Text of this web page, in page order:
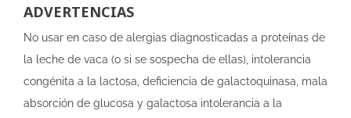
ADVERTENCIAS
No usar en caso de alergias diagnosticadas a proteínas de
la leche de vaca (o si se sospecha de ellas), intolerancia
congénita a la lactosa, deficiencia de galactoquinasa, mala
absorción de glucosa y galactosa intolerancia a la